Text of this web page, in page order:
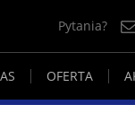
Pytania?
OFERTA